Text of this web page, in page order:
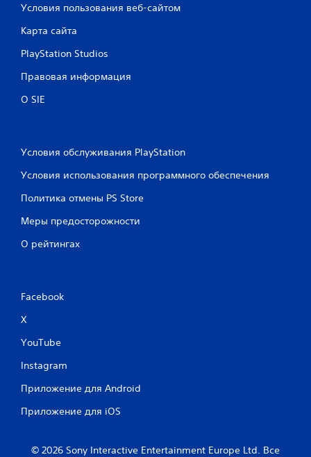
Условия пользования веб-сайтом
Карта сайта
PlayStation Studios
Правовая информация
О SIE
Условия обслуживания PlayStation
Условия использования программного обеспечения
Политика отмены PS Store
Меры предосторожности
О рейтингах
Facebook
X
YouTube
Instagram
Приложение для Android
Приложение для iOS
© 2026 Sony Interactive Entertainment Europe Ltd. Все